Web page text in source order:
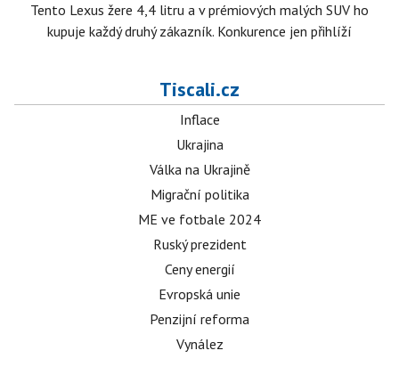
Tento Lexus žere 4,4 litru a v prémiových malých SUV ho
kupuje každý druhý zákazník. Konkurence jen přihlíží
Tiscali.cz
Inflace
Ukrajina
Válka na Ukrajině
Migrační politika
ME ve fotbale 2024
Ruský prezident
Ceny energií
Evropská unie
Penzijní reforma
Vynález